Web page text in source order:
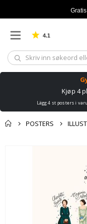
4.1
Kjøp 4
Lägg 4 st posters i
POSTERS